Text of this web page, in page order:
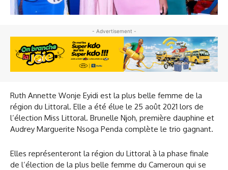
- Advertisement -
Ruth Annette Wonje Eyidi est la plus belle femme de la
région du Littoral. Elle a été élue le 25 août 2021 lors de
l’élection Miss Littoral. Brunelle Njoh, première dauphine et
Audrey Marguerite Nsoga Penda complète le trio gagnant.
Elles représenteront la région du Littoral à la phase finale
de l’élection de la plus belle femme du Cameroun qui se